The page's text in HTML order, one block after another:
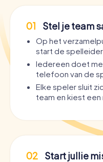
01 Stel je team
Op het
start de
Iedereen doet
telefoon van de
Elke speler sluit
team en kiest een
02 Start jullie